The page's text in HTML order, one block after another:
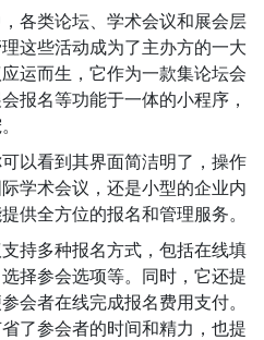
各类论坛、学术会议和展会层
这些活动成为了主办方的一大
运而生，它作为一款集论坛会
报名等功能于一体的小程序，
可以看到其界面简洁明了，操作
学术会议，还是小型的企业内
供全方位的报名和管理服务。
持多种报名方式，包括在线填
择参会选项等。同时，它还提
会者在线完成报名费用支付。
了参会者的时间和精力，也提